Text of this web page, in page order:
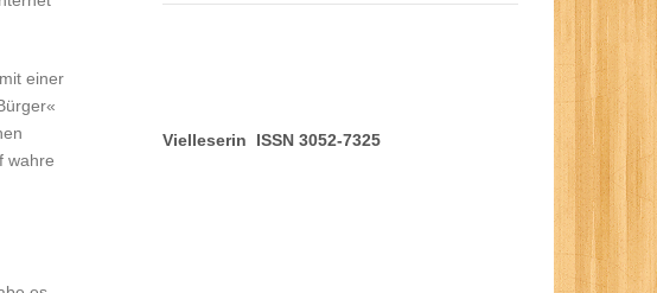
einer
wahre
Vielleserin ISSN 3052-7325